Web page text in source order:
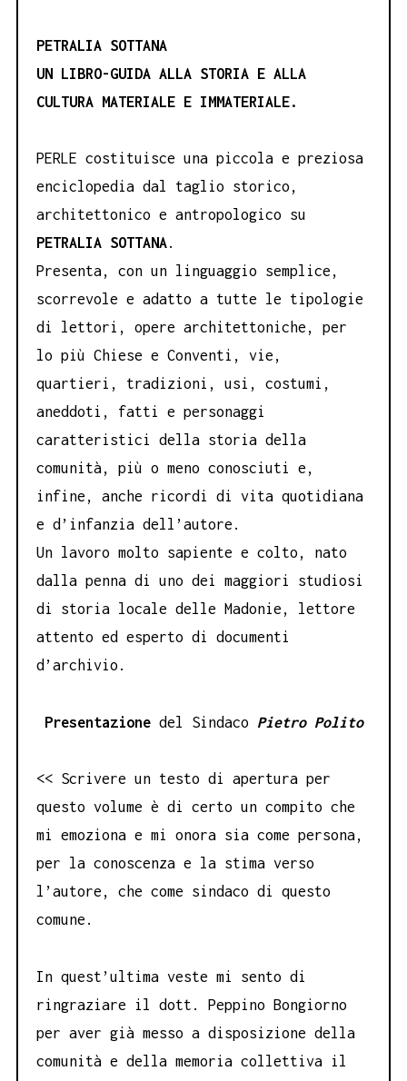
PETRALIA SOTTANA
UN LIBRO-GUIDA ALLA STORIA E ALLA
CULTURA MATERIALE E IMMATERIALE.
PERLE costituisce una piccola e preziosa
enciclopedia dal taglio storico,
architettonico e antropologico su
PETRALIA SOTTANA.
Presenta, con un linguaggio semplice,
scorrevole e adatto a tutte le tipologie
di lettori, opere architettoniche, per
lo più Chiese e Conventi, vie,
quartieri, tradizioni, usi, costumi,
aneddoti, fatti e personaggi
caratteristici della storia della
comunità, più o meno conosciuti e,
infine, anche ricordi di vita quotidiana
e d’infanzia dell’autore.
Un lavoro molto sapiente e colto, nato
dalla penna di uno dei maggiori studiosi
di storia locale delle Madonie, lettore
attento ed esperto di documenti
d’archivio.
Presentazione del Sindaco Pietro Polito
<< Scrivere un testo di apertura per
questo volume è di certo un compito che
mi emoziona e mi onora sia come persona,
per la conoscenza e la stima verso
l’autore, che come sindaco di questo
comune.
In quest’ultima veste mi sento di
ringraziare il dott. Peppino Bongiorno
per aver già messo a disposizione della
comunità e della memoria collettiva il